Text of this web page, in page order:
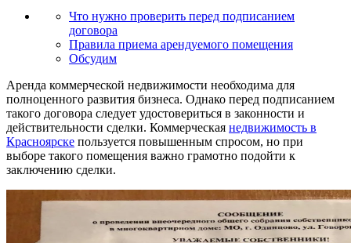
Что нужно проверить перед подписанием
договора
Правила приема арендуемого помещения
Обсудим
Аренда коммерческой недвижимости необходима для
полноценного развития бизнеса. Однако перед подписанием
такого договора следует удостовериться в законности и
действительности сделки. Коммерческая недвижимость в
Красноярске пользуется повышенным спросом, но при
выборе такого помещения важно грамотно подойти к
заключению сделки.